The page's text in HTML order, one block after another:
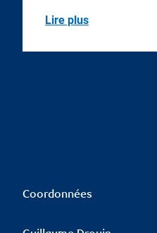
Lire plus
Coordonnées